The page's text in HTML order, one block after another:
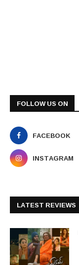
FOLLOW US ON
FACEBOOK
INSTAGRAM
LATEST REVIEWS